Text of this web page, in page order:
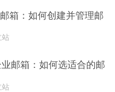
箱：如何创建并管理邮
站
邮箱：如何选适合的邮
站